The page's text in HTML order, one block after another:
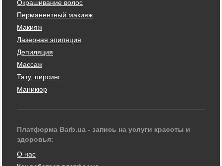
Окрашивание волос
Перманентный макияж
Макияж
Лазерная эпиляция
Депиляция
Массаж
Тату, пирсинг
Маникюр
Платформа Barb.ua - запись на услуги красоты и
здоровья:
О нас